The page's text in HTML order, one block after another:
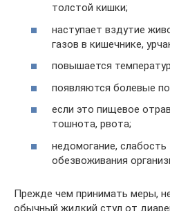
толстой кишки;
наступает вздутие
газов в кишечнике,
повышается
появляются болевые
если это пищевое
тошнота, рвота;
недомогание, слабость
обезвоживания
Прежде чем принимать меры,
обычный жидкий стул от